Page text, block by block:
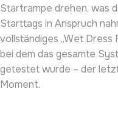
Startrampe drehen, was
Starttags in Anspruch
vollständiges „Wet Dress
bei dem das gesamte
getestet wurde – der
Moment.